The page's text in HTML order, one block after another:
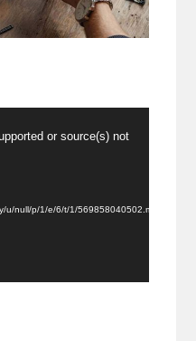
or source(s) not
u/null/p/1/e/6/t/1/569858040502.mp4?